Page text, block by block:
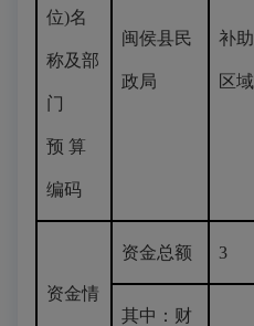
位)名
称及部
门
预 算
编码
闽侯县民
政局
补助
区域
资金情
资金总额 3
其中：财